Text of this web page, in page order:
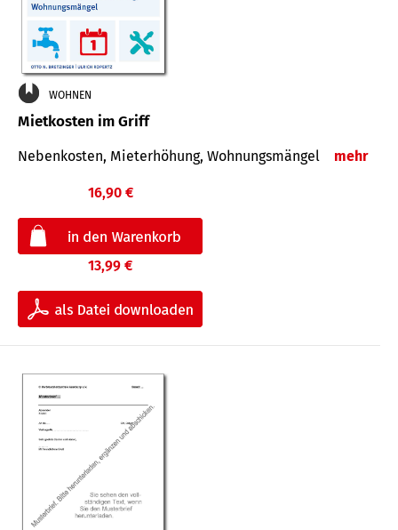
WOHNEN
Mietkosten im Griff
Nebenkosten, Mieterhöhung, Wohnungsmängel mehr
16,90 €
13,99 €